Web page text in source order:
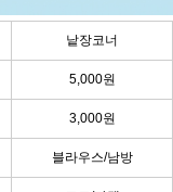
낱장코너
5,000원
3,000원
블라우스/남방